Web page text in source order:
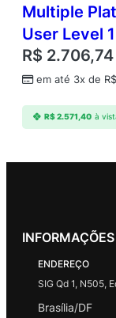
Multiple
User Level
R$ 2.706,74
em até 3x de R$
R$2.571,40 à
INFORMAÇÕES
ENDEREÇO
SIG Qd 1, N505,
Brasília/DF